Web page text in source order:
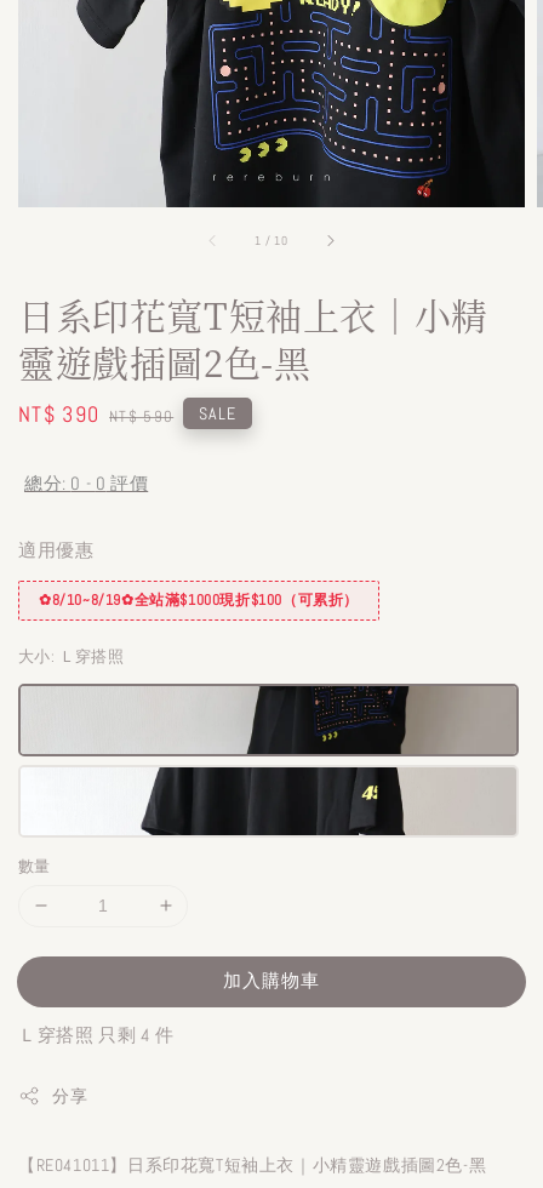
1 / 10
日系印花寬T短袖上衣｜小精
靈遊戲插圖2色-黑
Sale
NT$ 390 Regular
NT$ 590 SALE
總分: 0 - 0 評價
適用優惠
✿8/10~8/19✿全站滿$1000現折$100（可累折）
大小: Ｌ穿搭照
數量
加入購物車
Ｌ穿搭照 只剩 4 件
分享
【RE041011】日系印花寬T短袖上衣｜小精靈遊戲插圖2色-黑